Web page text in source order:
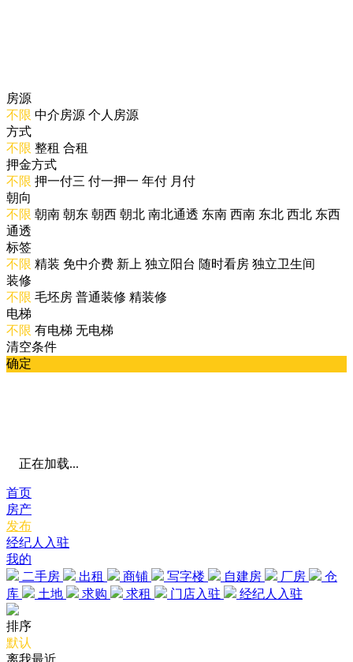
房源
不限 中介房源 个人房源
方式
不限 整租 合租
押金方式
不限 押一付三 付一押一 年付 月付
朝向
不限 朝南 朝东 朝西 朝北 南北通透 东南 西南 东北 西北 东西
通透
标签
不限 精装 免中介费 新上 独立阳台 随时看房 独立卫生间
装修
不限 毛坯房 普通装修 精装修
电梯
不限 有电梯 无电梯
清空条件
确定
正在加载...
首页
房产
发布
经纪人入驻
我的
二手房
出租 商铺 写字楼 自建房 厂房
仓
库
土地 求购 求租 门店入驻 经纪人入驻
排序
默认
离我最近